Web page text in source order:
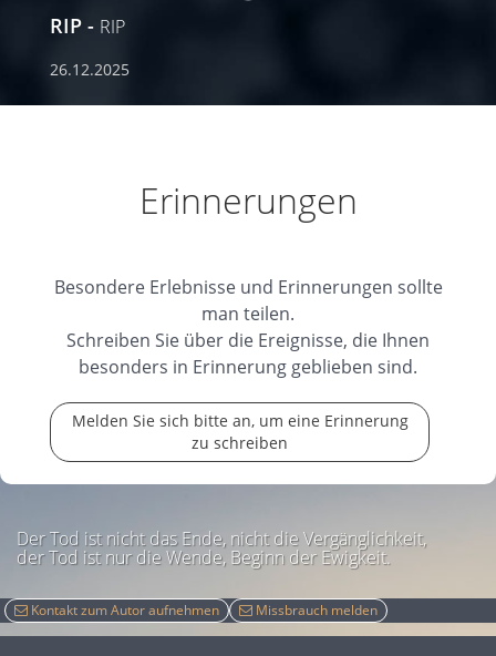
RIP RIP
26.12.2025
Erinnerungen
Besondere Erlebnisse und Erinnerungen sollte
man teilen.
Schreiben Sie über die Ereignisse, die Ihnen
besonders in Erinnerung geblieben sind.
Melden Sie sich bitte an, um eine Erinnerung
zu schreiben
Der Tod ist nicht das Ende, nicht die Vergänglichkeit,
der Tod ist nur die Wende, Beginn der Ewigkeit.
Kontakt zum Autor aufnehmen Missbrauch melden